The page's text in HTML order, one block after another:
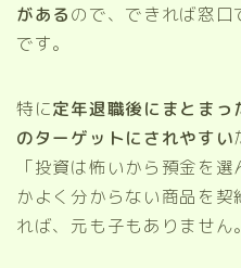
があるので、できれば窓
です。
特に定年退職後にまとま
のターゲットにされやすい
「投資は怖いから預金を
かよく分からない商品を
れば、元も子もありません。